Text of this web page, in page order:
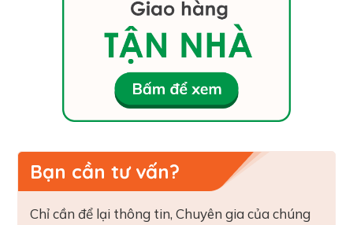
Bạn cần tư vấn?
Chỉ cần để lại thông tin, Chuyên gia của chúng